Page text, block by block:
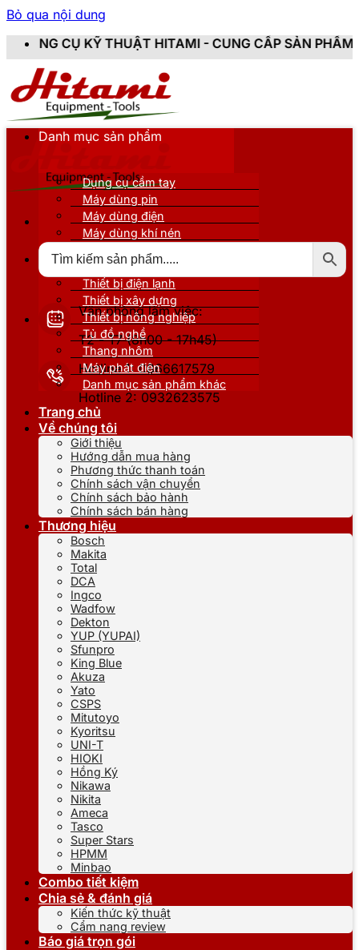
Bỏ qua nội dung
HITAMI - CUNG CẤP SẢN PHẨM CHÍNH HÃNG, MỚI
Văn phòng làm việc:
T2 - T7 (8h00 - 17h45)
Hotline 1: 0866617579
Hotline 2: 0932623575
Danh mục sản phẩm
Dụng cụ cầm tay
Máy dùng pin
Máy dùng điện
Máy dùng khí nén
Thiết bị nâng đỡ
Thiết bị điện lạnh
Thiết bị xây dựng
Thiết bị nông nghiệp
Tủ đồ nghề
Thang nhôm
Máy phát điện
Danh mục sản phẩm khác
Trang chủ
Về chúng tôi
Giới thiệu
Hướng dẫn mua hàng
Phương thức thanh toán
Chính sách vận chuyển
Chính sách bảo hành
Chính sách bán hàng
Thương hiệu
Bosch
Makita
Total
DCA
Ingco
Wadfow
Dekton
YUP (YUPAI)
Sfunpro
King Blue
Akuza
Yato
CSPS
Mitutoyo
Kyoritsu
UNI-T
HIOKI
Hồng Ký
Nikawa
Nikita
Ameca
Tasco
Super Stars
HPMM
Minbao
Combo tiết kiệm
Chia sẻ & đánh giá
Kiến thức kỹ thuật
Cẩm nang review
Báo giá trọn gói